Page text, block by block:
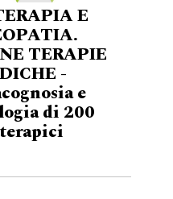
E
TERAPIE
-
e
di 200